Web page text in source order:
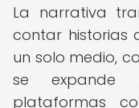
La narrativa
contar historias
un solo medio,
se expande
plataformas